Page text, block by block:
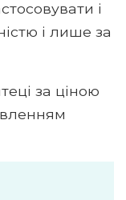
і
і лише за
за ціною